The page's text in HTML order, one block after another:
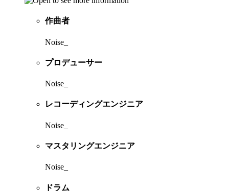
作曲者
Noise_
プロデューサー
Noise_
レコーディングエンジニア
Noise_
マスタリングエンジニア
Noise_
ドラム